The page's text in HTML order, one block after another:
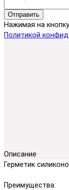
Отправить
Нажимая на
Политикой
Описание
Герметик
Преимущества: